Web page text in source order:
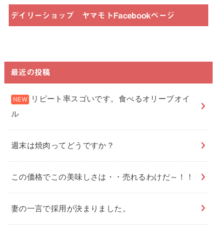
デイリーショップ ヤマモトFacebookページ
最近の投稿
リピート率スゴいです。食べるオリーブオイ
ル
週末は焼肉ってどうですか？
この価格でこの美味しさは・・売れるわけだ～！！
妻の一言で採用が決まりました。